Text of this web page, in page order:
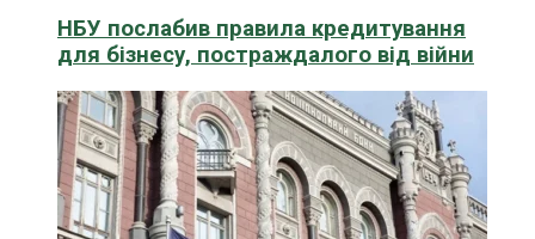
НБУ послабив правила кредитування
для бізнесу, постраждалого від війни